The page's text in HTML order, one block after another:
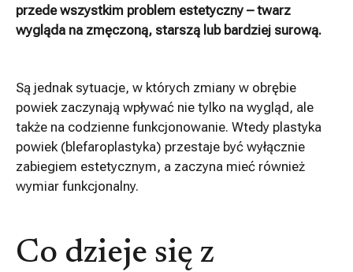
przede wszystkim problem estetyczny – twarz
wygląda na zmęczoną, starszą lub bardziej surową.
Są jednak sytuacje, w których zmiany w obrębie
powiek zaczynają wpływać nie tylko na wygląd, ale
także na codzienne funkcjonowanie. Wtedy plastyka
powiek (blefaroplastyka) przestaje być wyłącznie
zabiegiem estetycznym, a zaczyna mieć również
wymiar funkcjonalny.
Co dzieje się z